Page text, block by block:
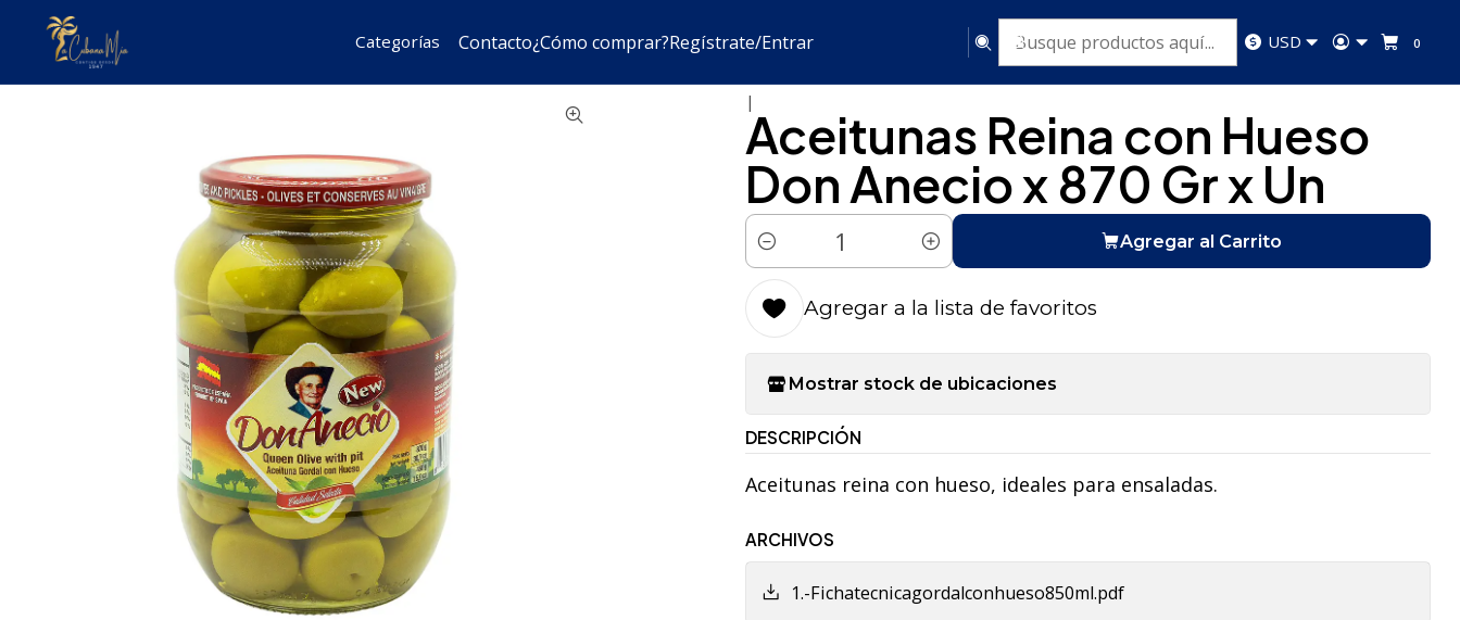
Categorías Contacto¿Cómo comprar?Regístrate/Entrar USD 0
Aceitunas Reina con Hueso Don Anecio x 870 Gr x Un
|
Aceitunas Reina con Hueso
Don Anecio x 870 Gr x Un
Cantidad
Agregar al Carrito
Agregar a la lista de favoritos
Mostrar stock de ubicaciones
DESCRIPCIÓN
Aceitunas reina con hueso, ideales para ensaladas.
ARCHIVOS
1.-Fichatecnicagordalconhueso850ml.pdf